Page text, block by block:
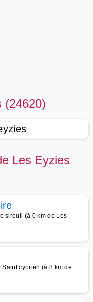
(24620)
Les Eyzies
sireuil (à 0 km de Les
cyprien (à 8 km de